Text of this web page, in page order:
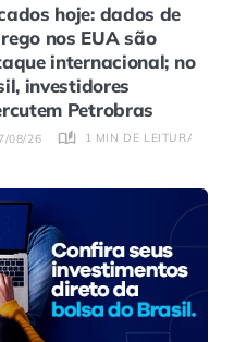
hoje: dados de
nos EUA são
internacional; no
investidores
Petrobras
08/26 1 MIN DE LEITURA